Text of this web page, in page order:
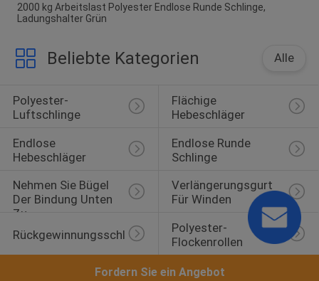
2000 kg Arbeitslast Polyester Endlose Runde Schlinge,
Ladungshalter Grün
Beliebte Kategorien Alle
Polyester-
Luftschlinge
Flächige
Hebeschläger
Endlose
Hebeschläger
Endlose Runde
Schlinge
Nehmen Sie Bügel
Der Bindung Unten
Zu
Verlängerungsgurt
Für Winden
Rückgewinnungsschleppgurt
Polyester-
Flockenrollen
Fordern Sie ein Angebot